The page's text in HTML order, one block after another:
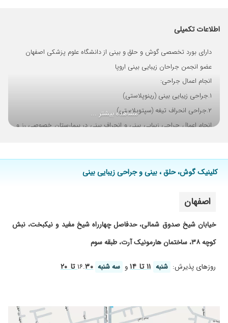
اطلاعات تکمیلی
دارای بورد تخصصی گوش و حلق و بینی از دانشگاه علوم پزشکی اصفهان
عضو انجمن جراحان زیبایی بینی اروپا
انجام اعمال جراحی:
۱.جراحی زیبایی بینی (رینوپلاستی)
۲.جراحی انحراف تیغه (سپتوپلاستی)
انجام اعمال جراحی زیبایی بینی و انحراف بینی در بیمارستان خصوصی رز و
مشاهده بیشتر ...
کلینیک گوش، حلق ، بینی و جراحی زیبایی بینی
اصفهان
خیابان شیخ صدوق شمالی، حدفاصل چهارراه شیخ مفید و نیکبخت، نبش
کوچه ۳۸، ساختمان هارمونیک آرت، طبقه سوم
روز‌های پذیرش: شنبه ۱۱ تا ۱۴ و سه شنبه ۱۶.۳۰ تا ۲۰